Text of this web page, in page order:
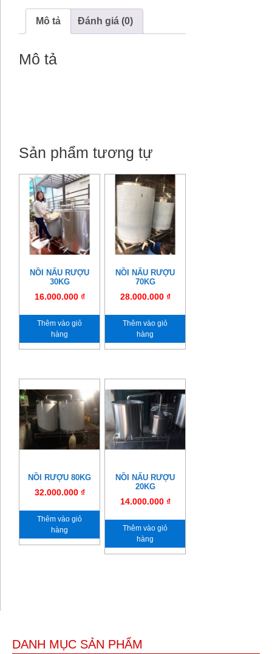
Mô tả Đánh giá (0)
Mô tả
Sản phẩm tương tự
NỒI NẤU RƯỢU
30KG
16.000.000 ₫
Thêm vào giỏ
hàng
NỒI NẤU RƯỢU
70KG
28.000.000 ₫
Thêm vào giỏ
hàng
NỒI RƯỢU 80KG
32.000.000 ₫
Thêm vào giỏ
hàng
NỒI NẤU RƯỢU
20KG
14.000.000 ₫
Thêm vào giỏ
hàng
DANH MỤC SẢN PHẨM